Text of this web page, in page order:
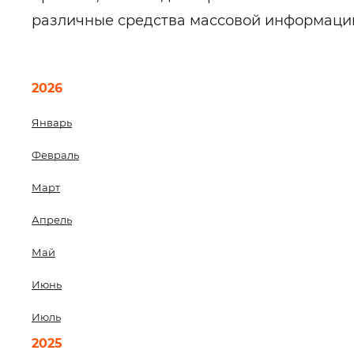
различные средства массовой
2026
Январь
Февраль
Март
Апрель
Май
Июнь
Июль
2025